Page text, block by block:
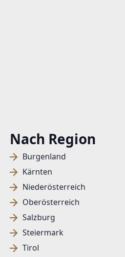
Nach Region
Burgenland
Kärnten
Niederösterreich
Oberösterreich
Salzburg
Steiermark
Tirol